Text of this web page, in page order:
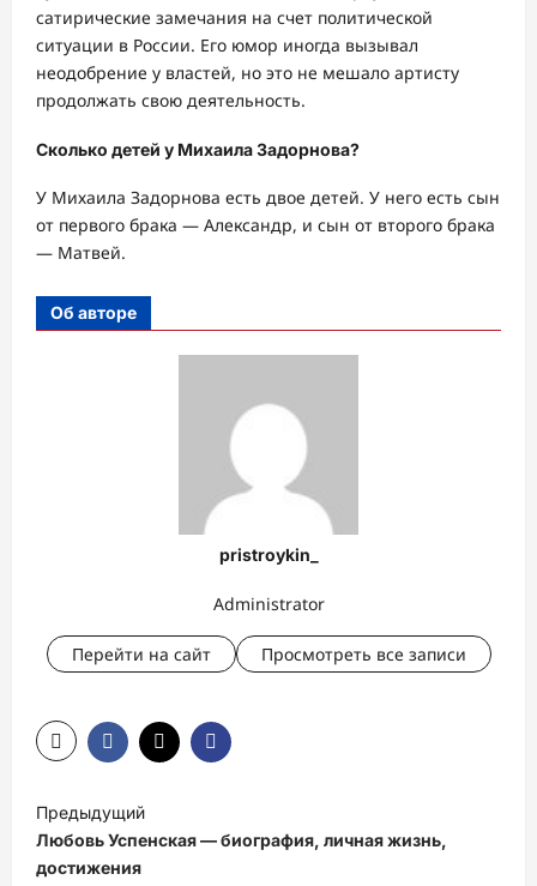
сатирические замечания на счет политической
ситуации в России. Его юмор иногда вызывал
неодобрение у властей, но это не мешало артисту
продолжать свою деятельность.
Сколько детей у Михаила Задорнова?
У Михаила Задорнова есть двое детей. У него есть сын
от первого брака — Александр, и сын от второго брака
— Матвей.
Об авторе
pristroykin_
Administrator
Перейти на сайт Просмотреть все записи
а
в
Предыдущий
Любовь Успенская — биография, личная жизнь,
достижения